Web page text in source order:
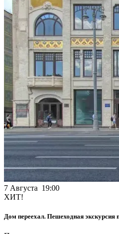
7 Августа 19:00
ХИТ!
Дом переехал. Пешеходная экскурсия